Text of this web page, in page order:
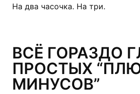
На два часочка. На три.
ВСЁ ГОРАЗДО
ПРОСТЫХ
МИНУСОВ”